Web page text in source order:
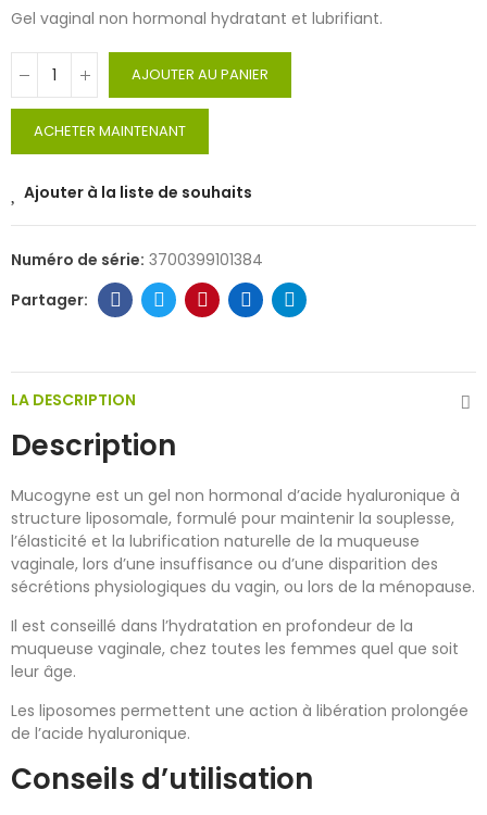
Gel vaginal non hormonal hydratant et lubrifiant.
AJOUTER AU PANIER
ACHETER MAINTENANT
Ajouter à la liste de souhaits
Numéro de série: 3700399101384
LA DESCRIPTION
Description
Mucogyne est un gel non hormonal d’acide hyaluronique à
structure liposomale, formulé pour maintenir la souplesse,
l’élasticité et la lubrification naturelle de la muqueuse
vaginale, lors d’une insuffisance ou d’une disparition des
sécrétions physiologiques du vagin, ou lors de la ménopause.
Il est conseillé dans l’hydratation en profondeur de la
muqueuse vaginale, chez toutes les femmes quel que soit
leur âge.
Les liposomes permettent une action à libération prolongée
de l’acide hyaluronique.
Conseils d’utilisation